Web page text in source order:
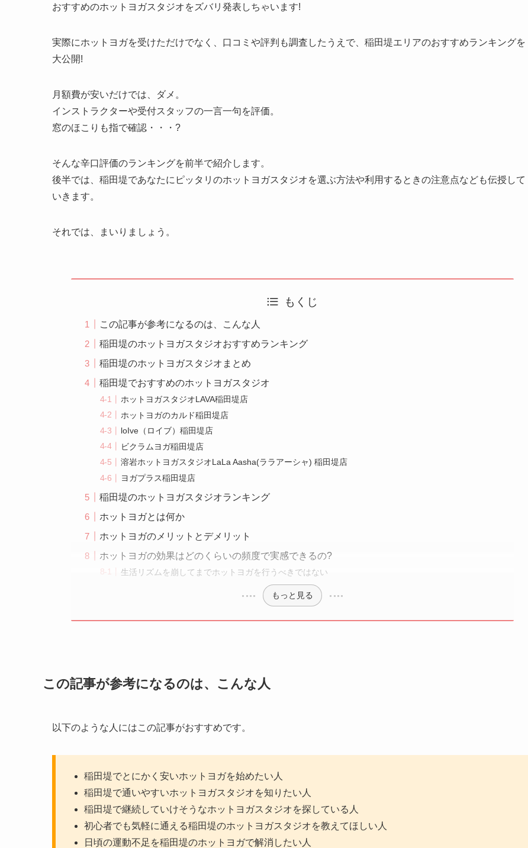
おすすめのホットヨガスタジオをズバリ発表しちゃいます!
実際にホットヨガを受けただけでなく、口コミや評判も調査したうえで、稲田堤エリアのおすすめランキングを
大公開!
月額費が安いだけでは、ダメ。
インストラクターや受付スタッフの一言一句を評価。
窓のほこりも指で確認・・・?
そんな辛口評価のランキングを前半で紹介します。
後半では、稲田堤であなたにピッタリのホットヨガスタジオを選ぶ方法や利用するときの注意点なども伝授して
いきます。
それでは、まいりましょう。
もくじ
この記事が参考になるのは、こんな人
稲田堤のホットヨガスタジオおすすめランキング
稲田堤のホットヨガスタジオまとめ
稲田堤でおすすめのホットヨガスタジオ
ホットヨガスタジオLAVA稲田堤店
ホットヨガのカルド稲田堤店
loIve（ロイブ）稲田堤店
ビクラムヨガ稲田堤店
溶岩ホットヨガスタジオLaLa Aasha(ララアーシャ) 稲田堤店
ヨガプラス稲田堤店
稲田堤のホットヨガスタジオランキング
ホットヨガとは何か
ホットヨガのメリットとデメリット
ホットヨガの効果はどのくらいの頻度で実感できるの?
生活リズムを崩してまでホットヨガを行うべきではない
もっと見る
この記事が参考になるのは、こんな人
以下のような人にはこの記事がおすすめです。
稲田堤でとにかく安いホットヨガを始めたい人
稲田堤で通いやすいホットヨガスタジオを知りたい人
稲田堤で継続していけそうなホットヨガスタジオを探している人
初心者でも気軽に通える稲田堤のホットヨガスタジオを教えてほしい人
日頃の運動不足を稲田堤のホットヨガで解消したい人